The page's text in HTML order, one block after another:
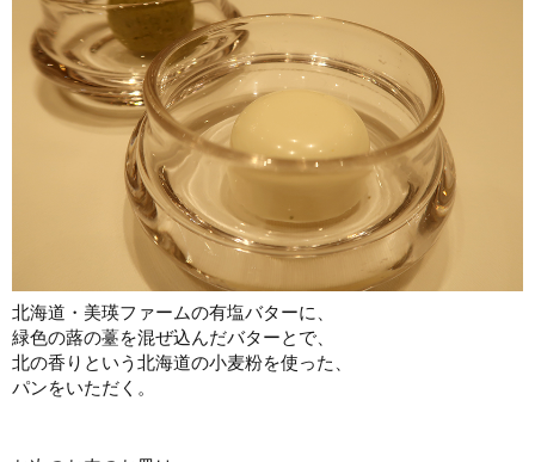
北海道・美瑛ファームの有塩バターに、
緑色の蕗の薹を混ぜ込んだバターとで、
北の香りという北海道の小麦粉を使った、
パンをいただく。